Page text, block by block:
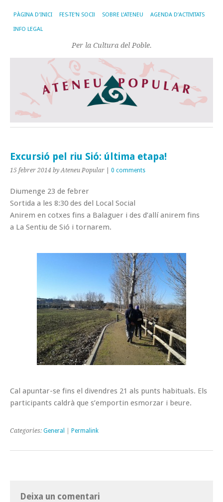
PÀGINA D'INICI FES-TE’N SOCI! SOBRE L’ATENEU AGENDA D’ACTIVITATS
INFO LEGAL
Per la Cultura del Poble.
Excursió pel riu Sió: última etapa!
15 febrer 2014 by Ateneu Popular 0 comments
Diumenge 23 de febrer
Sortida a les 8:30 des del Local Social
Anirem en cotxes fins a Balaguer i des d’allí anirem fins
a La Sentiu de Sió i tornarem.
Cal apuntar-se fins el divendres 21 als punts habituals. Els
participants caldrà que s’emportin esmorzar i beure.
Categories: General Permalink
Deixa un comentari